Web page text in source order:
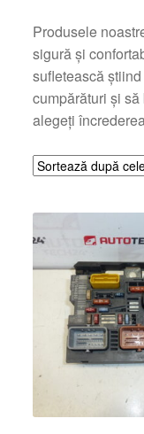
Produsele
sigură și
sufletească
cumpărături și
alegeți